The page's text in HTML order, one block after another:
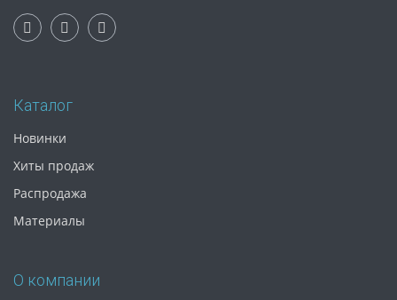
Каталог
Новинки
Хиты продаж
Распродажа
Материалы
О компании